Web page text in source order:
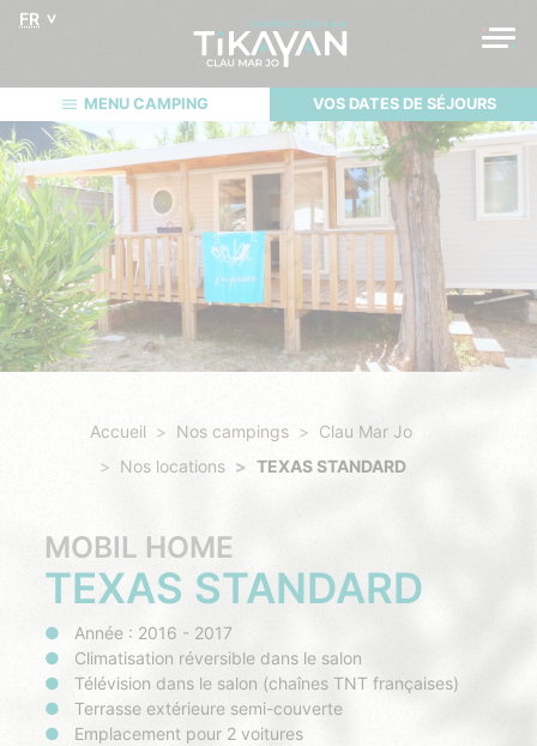
FR
MENU CAMPING VOS DATES DE SÉJOURS
Accueil Nos campings
Clau Mar Jo
Nos locations
TEXAS STANDARD
MOBIL HOME
TEXAS STANDARD
Année : 2016 - 2017
Climatisation réversible dans le salon
Télévision dans le salon (chaînes TNT françaises)
Terrasse extérieure semi-couverte
Emplacement pour 2 voitures